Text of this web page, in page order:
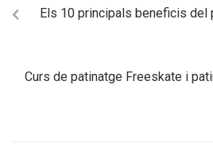
Els 10 principals beneficis del
Curs de patinatge Freeskate i